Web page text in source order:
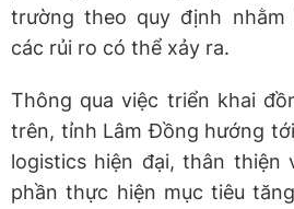
trường theo quy định
các rủi ro có thể xảy ra.
Thông qua việc triển khai
trên, tỉnh Lâm Đồng hướng
logistics hiện đại, thân thiện
phần thực hiện mục tiêu